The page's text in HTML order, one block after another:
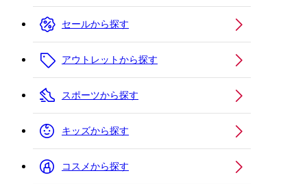
セールから探す
アウトレットから探す
スポーツから探す
キッズから探す
コスメから探す